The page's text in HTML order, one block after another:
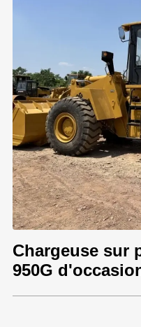
Chargeuse sur
950G